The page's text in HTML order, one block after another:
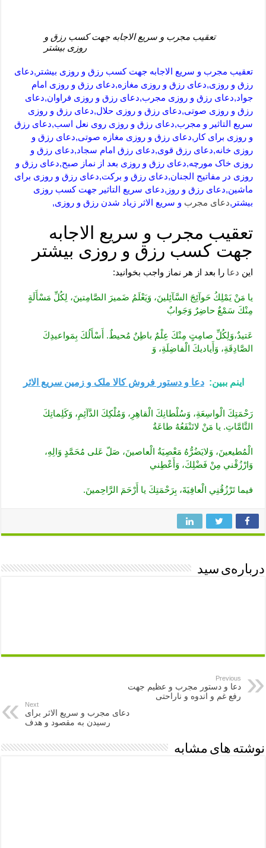
تعقیب مجرب و سریع الاجابه جهت کسب رزق و
روزی بیشتر
تعقیب مجرب و سریع الاجابه جهت کسب رزق و روزی بیشتر,دعای
رزق و روزی,دعای رزق و روزی مغازه,دعای رزق و روزی امام
جواد,دعای رزق و روزی مجرب,دعای رزق و روزی فراوان,دعای
رزق و روزی صوتی,دعای رزق و روزی حلال,دعای رزق و روزی
سریع التاثیر و مجرب,دعای رزق و روزی روی نعل اسب,دعای رزق
و روزی برای کار,دعای رزق و روزی مغازه صوتی,دعای رزق و
روزی خانه,دعای رزق قوی,دعای رزق امام سجاد,دعای رزق و
روزی خاک مورچه,دعای رزق و روزی بعد از نماز صبح,دعای رزق و
روزی در مفاتیح الجنان,دعای رزق و برکت,دعای رزق و روزی برای
ماشین,دعای رزق و روز,دعای سریع التاثیر جهت کسب روزی
بیشتر,دعای مجرب و سریع الاثر زیاد شدن رزق و روزی,
تعقیب مجرب و سریع الاجابه
جهت کسب رزق و روزی بیشتر
این دعا را بعد از هر نماز واجب بخوانید:
يا مَنْ يَمْلِكُ حَوآئِجَ السَّآئِلينَ، وَيَعْلَمُ ضَميرَ الصَّامِتينَ، لِكُلِّ مَسْأَلَةٍ
مِنْكَ سَمْعٌ حاضِرٌ وَجَوابٌ
عَتيدٌ،وَلِكُلِّ صامِتٍ مِنْكَ عِلْمٌ باطِنٌ مُحيطٌ. أَسْأَلُكَ بِمَواعيدِكَ
الصَّادِقَةِ، وَأَياديكَ الْفاضِلَةِ، وَ
اینم ببین: دعا و دستور فروش کالا ملک و زمین سریع الاثر
رَحْمَتِكَ الْواسِعَةِ، وَسُلْطانِكَ الْقاهِرِ، وَمُلْكِكَ الدَّآئِمِ، وَكَلِماتِكَ
التَّامَّاتِ. يا مَنْ لاتَنْفَعُهُ طاعَةُ
الْمُطيعينَ، وَلايَضُرُّهُ مَعْصِيَةُ الْعاصينَ، صَلّ‏ عَلى مُحَمَّدٍ وَالِهِ،
وَارْزُقْني مِنْ فَضْلِكَ، وَأَعْطِني
فيما تَرْزُقُنِي الْعافِيَةَ، بِرَحْمَتِكَ يا أَرْحَمَ الرَّاحِمينَ.
درباره‌ی سید
Previous
دعا و دستور مجرب و عظیم جهت
رفع غم و اندوه و ناراحتی
Next
دعای مجرب و سریع الاثر برای
رسیدن به مقصود و هدف
نوشته های مشابه